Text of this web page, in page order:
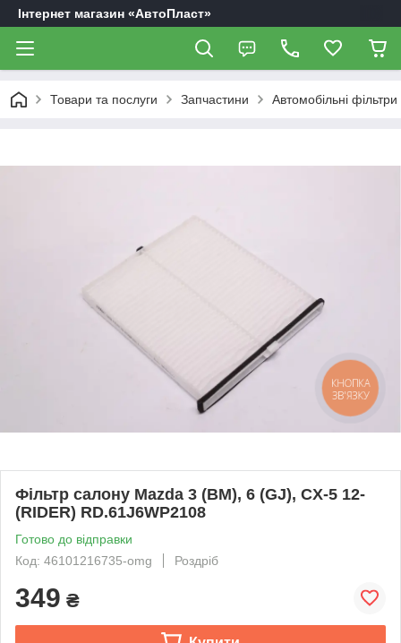
Інтернет магазин «АвтоПласт»
Товари та послуги Запчастини Автомобільні фільтри
Фільтр салону Mazda 3 (BM), 6 (GJ), CX-5 12-
(RIDER) RD.61J6WP2108
Готово до відправки
Код: 46101216735-omg
Роздріб
349 ₴
КНОПКА
ЗВ'ЯЗКУ